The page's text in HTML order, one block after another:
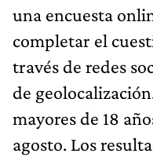
una encuesta
completar el
través de redes
de
mayores de 18
agosto. Los